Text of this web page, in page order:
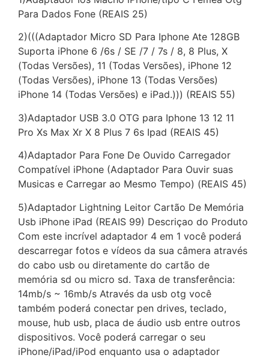
Para Dados Fone (REAIS 25)
2)(((Adaptador Micro SD Para Iphone Ate 128GB
Suporta iPhone 6 /6s / SE /7 / 7s / 8, 8 Plus, X
(Todas Versões), 11 (Todas Versões), iPhone 12
(Todas Versões), iPhone 13 (Todas Versões)
iPhone 14 (Todas Versões) e iPad.))) (REAIS 55)
3)Adaptador USB 3.0 OTG para Iphone 13 12 11
Pro Xs Max Xr X 8 Plus 7 6s Ipad (REAIS 45)
4)Adaptador Para Fone De Ouvido Carregador
Compatível iPhone (Adaptador Para Ouvir suas
Musicas e Carregar ao Mesmo Tempo) (REAIS 45)
5)Adaptador Lightning Leitor Cartão De Memória
Usb iPhone iPad (REAIS 99) Descriçao do Produto
Com este incrível adaptador 4 em 1 você poderá
descarregar fotos e vídeos da sua câmera através
do cabo usb ou diretamente do cartão de
memória sd ou micro sd. Taxa de transferência:
14mb/s ~ 16mb/s Através da usb otg você
também poderá conectar pen drives, teclado,
mouse, hub usb, placa de áudio usb entre outros
dispositivos. Você poderá carregar o seu
iPhone/iPad/iPod enquanto usa o adaptador